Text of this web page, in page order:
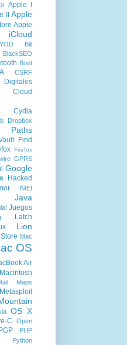
Apple I
II
Apple
Apple
iCloud
Bill
BlackSEO
Boot
CSRF
Cloud
Cydia
Dropbox
Paths
Find
Firefox
GPRS
Google
Hacked
IMEI
Java
Juegos
Latch
Lion
Mac
OS
Air
Macintosh
Maps
Metasploit
OS X
C
Open
PGP PHP
Python